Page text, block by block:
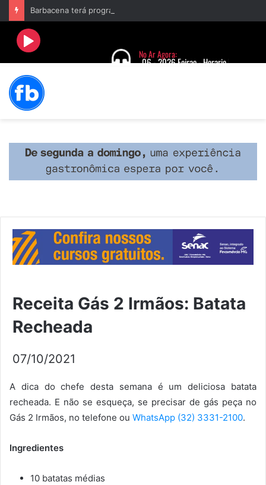
Receita Gás 2 Irmãos: Batata
Recheada
07/10/2021
A dica do chefe desta semana é um deliciosa batata
recheada. E não se esqueça, se precisar de gás peça no
Gás 2 Irmãos, no telefone ou WhatsApp (32) 3331-2100.
Ingredientes
10 batatas médias